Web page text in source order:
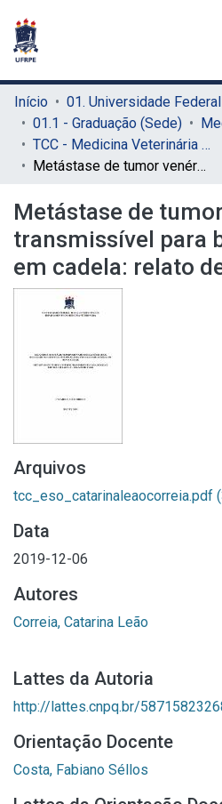
Início
01.1 - Graduação (Sede)
TCC - Medicina Veterinária (Sede)
Metástase de tumor venéreo transmissível para bexiga e uretra em cadela: relato de caso
Metástase de
transmissível para
em cadela: relato
Arquivos
tcc_eso_catarinaleaocorreia.pdf
Data
2019-12-06
Autores
Correia, Catarina Leão
Lattes da Autoria
http://lattes.cnpq.br/
Orientação Docente
Costa, Fabiano Séllos